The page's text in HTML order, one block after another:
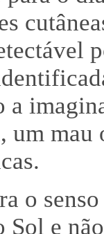
a
um
o
Sol e